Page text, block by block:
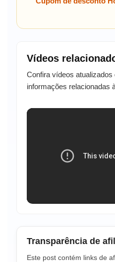
Vídeos
Confira vídeos
informações relacionadas
Transparência de
Este post contém links de